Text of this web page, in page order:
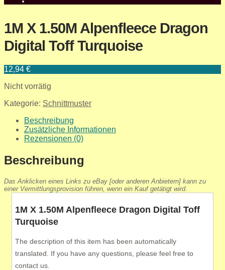
1M X 1.50M Alpenfleece Dragon
Digital Toff Turquoise
12,94 €
Nicht vorrätig
Kategorie: Schnittmuster
Beschreibung
Zusätzliche Informationen
Rezensionen (0)
Beschreibung
Das Anklicken eines Links zu eBay [oder anderen Anbietern] kann zu
einer Vermittlungsprovision führen, wenn ein Kauf getätigt wird.
1M X 1.50M Alpenfleece Dragon Digital Toff
Turquoise
The description of this item has been automatically
translated. If you have any questions, please feel free to
contact us.